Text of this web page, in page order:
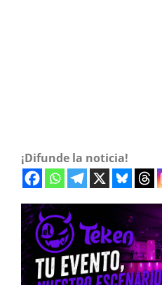
¡Difunde la noticia!